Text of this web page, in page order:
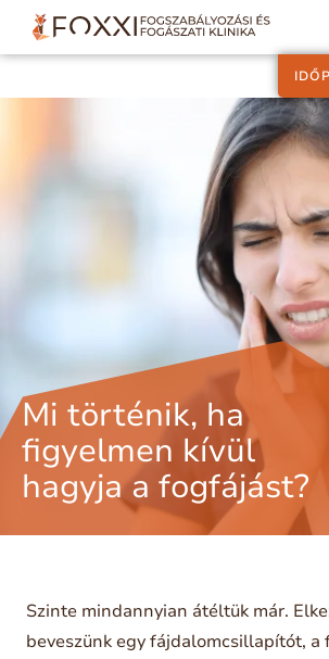
Mi történik, ha
figyelmen kívül
hagyja a fogfájást?
Szinte mindannyian átéltük már.
beveszünk egy fájdalomcsillapítót, a